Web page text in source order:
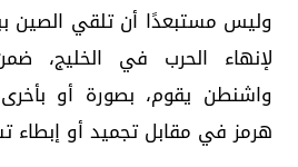
وليس مستبعدًا أن تلقي الصين
لإنهاء الحرب في الخليج،
واشنطن يقوم، بصورة أو
هرمز في مقابل تجميد أو إبطاء